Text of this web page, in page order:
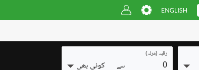
رقبہ (مرلہ)
0 سے کوئی بھی